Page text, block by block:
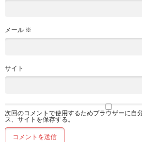
メール ※
サイト
次回のコメントで使用するためブラウザーに自
ス、サイトを保存する。